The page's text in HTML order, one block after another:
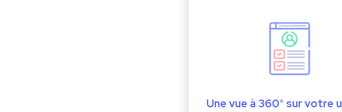
Une vue à 360° sur votre